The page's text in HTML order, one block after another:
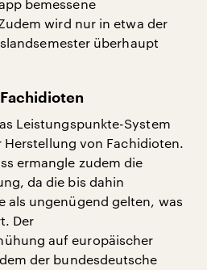
bemessene
wird nur in etwa der
überhaupt
Leistungspunkte-System
von Fachidioten.
ermangle zudem die
da die bis dahin
als ungenügend gelten, was
Der
auf europäischer
der bundesdeutsche